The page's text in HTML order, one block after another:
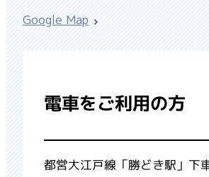
Google Map
電車をご利用の方
都営大江戸線「勝どき駅」下